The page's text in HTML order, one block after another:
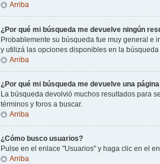
Arriba
¿Por qué mi búsqueda me devuelve ningún
Probablemente su búsqueda fue muy general e
y utilizá las opciones disponibles en la
Arriba
¿Por qué mi búsqueda me devuelve una
La búsqueda devolvió muchos resultados para
términos y foros a buscar.
Arriba
¿Cómo busco usuarios?
Pulse en el enlace "Usuarios" y haga clic en el
Arriba